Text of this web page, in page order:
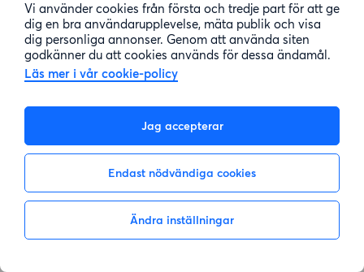
Vi använder cookies från första och tredje part för att ge
dig en bra användarupplevelse, mäta publik och visa
dig personliga annonser. Genom att använda siten
godkänner du att cookies används för dessa ändamål.
Läs mer i vår cookie-policy
Jag accepterar
Endast nödvändiga cookies
Ändra inställningar